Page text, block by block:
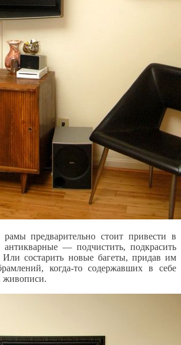
предварительно стоит привести в
— подчистить, подкрасить
Или состарить новые багеты, придав им
когда-то содержавших в себе
живописи.